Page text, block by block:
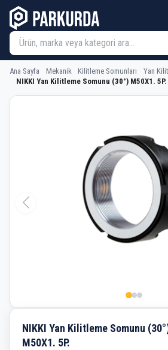
Ana Sayfa Mekanik Kilitleme Somunları
Yan
NIKKI Yan Kilitleme Somunu (30°) M50X1. 5P.
NIKKI Yan Kilitleme
NIKKI Yan Kilitleme Somunu
M50X1. 5P.